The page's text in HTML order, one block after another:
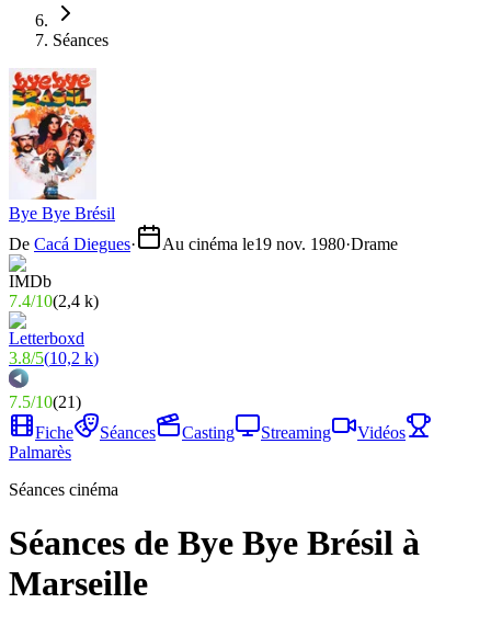
Séances
Bye Bye Brésil
De Cacá Diegues· Au cinéma le19 nov. 1980·Drame
7.4/10(2,4 k)
3.8/5(10,2 k)
7.5/10(21)
Fiche
Séances Casting Streaming
Vidéos
Palmarès
Séances cinéma
Séances de Bye Bye Brésil à
Marseille